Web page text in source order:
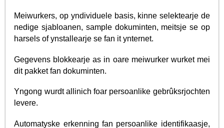
Meiwurkers, op yndividuele basis, kinne selektearje de
nedige sjabloanen, sample dokuminten, meitsje se op
harsels of ynstallearje se fan it ynternet.
Gegevens blokkearje as in oare meiwurker wurket mei
dit pakket fan dokuminten.
Yngong wurdt allinich foar persoanlike gebrûksrjochten
levere.
Automatyske erkenning fan persoanlike identifikaasje,